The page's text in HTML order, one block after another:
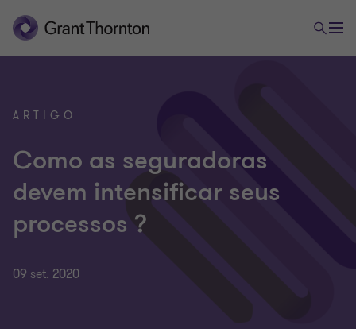
ARTIGO
Como as seguradoras
devem intensificar seus
processos ?
09 set. 2020